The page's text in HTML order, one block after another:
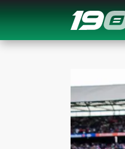
Navigation